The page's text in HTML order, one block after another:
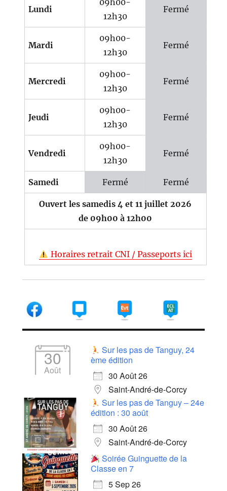
Lundi
09h00-
12h30
Fermé
Mardi
09h00-
12h30
Fermé
Mercredi
09h00-
12h30
Fermé
Jeudi
09h00-
12h30
Fermé
Vendredi
09h00-
12h30
Fermé
Samedi Fermé Fermé
Ouvert les samedis 4 et 11 juillet 2026
de 09h00 à 12h00
Horaires retrait CNI / Passeports ici
30
Août
Sur les pas de Tanguy, 24
ème édition
30 Août 26
Saint-André-de-Corcy
Sur les pas de Tanguy – 24e
édition : 30 août
30 Août 26
Saint-André-de-Corcy
Soirée Guinguette de la
Classe en 7
5 Sep 26